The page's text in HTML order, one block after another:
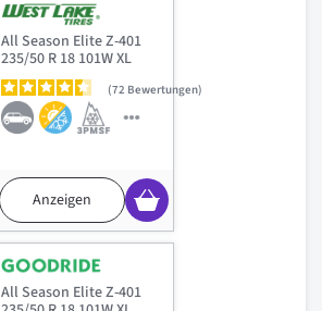
All Season Elite Z-401
235/50 R 18 101W XL
72 Bewertungen
Anzeigen
All Season Elite Z-401